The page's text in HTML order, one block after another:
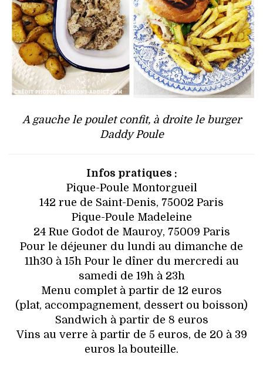
A gauche le poulet confit, à droite le burger
Daddy Poule
Infos pratiques :
Pique-Poule Montorgueil
142 rue de Saint-Denis, 75002 Paris
Pique-Poule Madeleine
24 Rue Godot de Mauroy, 75009 Paris
Pour le déjeuner du lundi au dimanche de
11h30 à 15h Pour le dîner du mercredi au
samedi de 19h à 23h
Menu complet à partir de 12 euros
(plat, accompagnement, dessert ou boisson)
Sandwich à partir de 8 euros
Vins au verre à partir de 5 euros, de 20 à 39
euros la bouteille.